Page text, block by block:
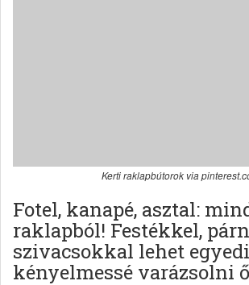
Kerti raklapbútorok via
Fotel, kanapé, asztal:
raklapból! Festékkel,
szivacsokkal lehet
kényelmessé varázsolni